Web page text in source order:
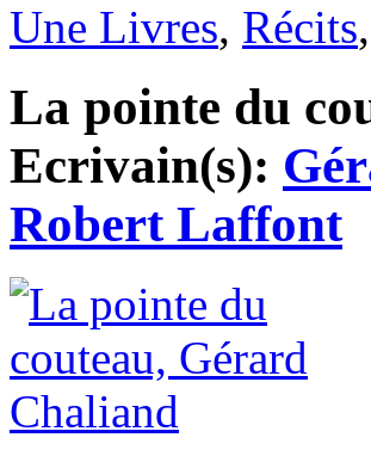
Une Livres, Récits,
La pointe du
Ecrivain(s):
Robert Laffont